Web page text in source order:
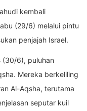
kembali
(29/6) melalui pintu
penjajah Israel.
(30/6), puluhan
Mereka berkeliling
Al-Aqsha, terutama
seputar kuil